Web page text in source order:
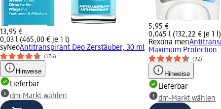
13,95 €
0,03 l (465,00 € je 1 l)
syNeoAntitranspirant Deo Zerstäuber, 30 ml
(176)
Hinweise
Lieferbar
dm-Markt wählen
5,95 €
0,045 l (132,22 € je 1 l)
Rexona men
Maximum
(92)
Hinweise
Lieferbar
dm-Markt wählen